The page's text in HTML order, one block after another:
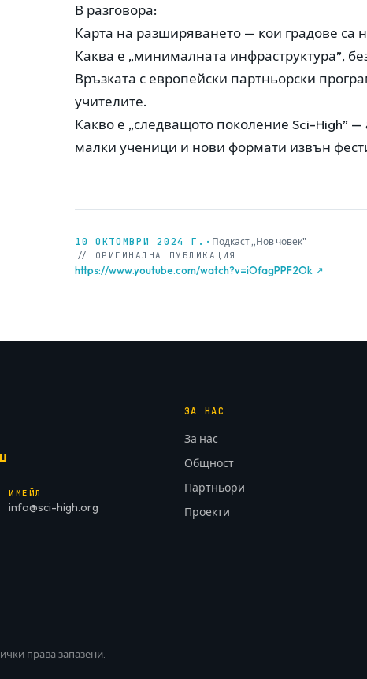
В разговора:
Карта на разширяването — кои градове са
Каква е „минималната инфраструктура”,
Връзката с европейски партньорски
учителите.
Какво е „следващото поколение Sci-High”
малки ученици и нови формати извън
10 ОКТОМВРИ 2024 Г. · Подкаст „Нов човек"
// ОРИГИНАЛНА ПУБЛИКАЦИЯ
https://www.youtube.com/watch?v=iOfagPPF2Ok ↗
ИМЕЙЛ
info@sci-high.org
ЗА НАС
За нас
Общност
Партньори
Проекти
права запазени.